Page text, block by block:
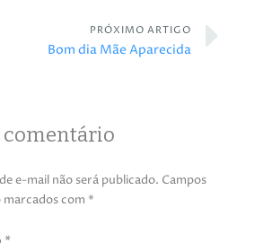
PRÓXIMO ARTIGO
Bom dia Mãe Aparecida
comentário
e-mail não será publicado. Campos
com *
*